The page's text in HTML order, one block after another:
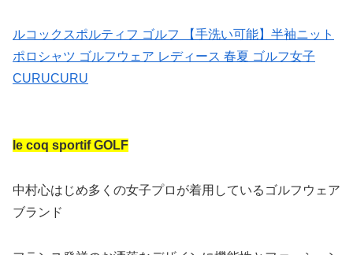
ルコックスポルティフ ゴルフ 【手洗い可能】半袖ニット
ポロシャツ ゴルフウェア レディース 春夏 ゴルフ女子
CURUCURU
le coq sportif GOLF
中村心はじめ多くの女子プロが着用しているゴルフウェア
ブランド